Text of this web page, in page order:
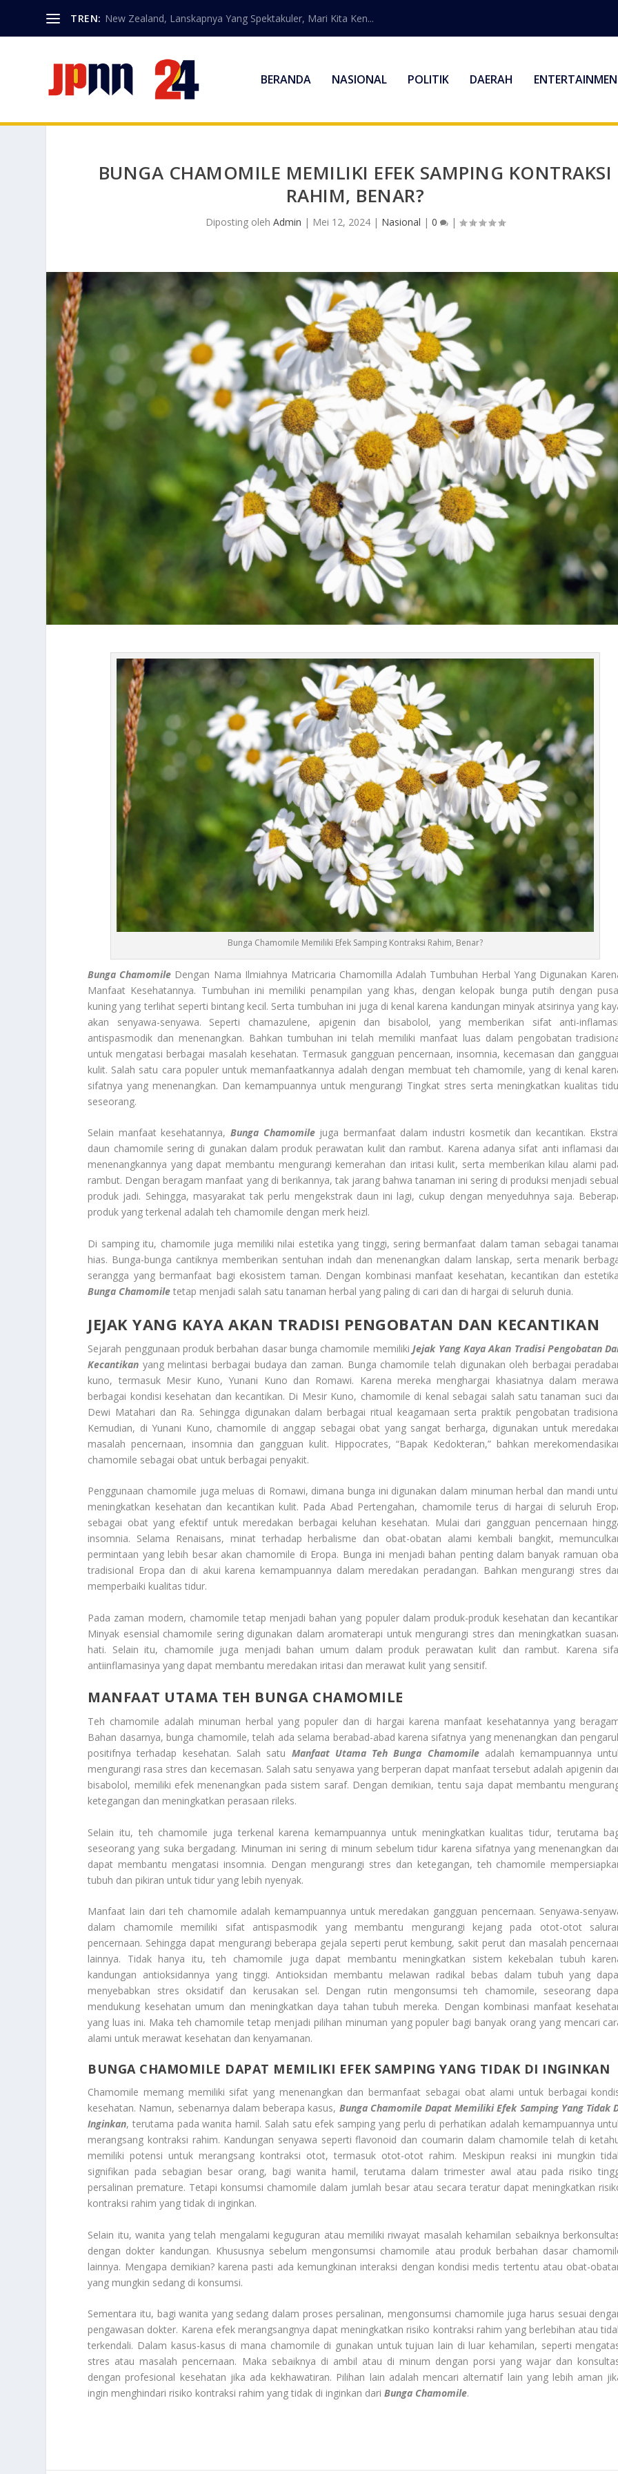
TREN: New Zealand, Lanskapnya Yang Spektakuler, Mari Kita Ken...
BERANDA NASIONAL POLITIK DAERAH
BUNGA CHAMOMILE MEMILIKI EFEK SAMPING KONTRAKSI
RAHIM, BENAR?
Diposting oleh Admin | Mei 12, 2024| Nasional | 0 |
Bunga Chamomile Memiliki Efek Samping Kontraksi Rahim, Benar?
Bunga Chamomile Dengan Nama Ilmiahnya Matricaria Chamomilla Adalah Tumbuhan Herbal Yang Digunakan
Manfaat Kesehatannya. Tumbuhan ini memiliki penampilan yang khas, dengan kelopak bunga putih dengan
kuning yang terlihat seperti bintang kecil. Serta tumbuhan ini juga di kenal karena kandungan minyak atsirinya yang
akan senyawa-senyawa. Seperti chamazulene, apigenin dan bisabolol, yang memberikan sifat anti-
antispasmodik dan menenangkan. Bahkan tumbuhan ini telah memiliki manfaat luas dalam pengobatan
untuk mengatasi berbagai masalah kesehatan. Termasuk gangguan pencernaan, insomnia, kecemasan dan
kulit. Salah satu cara populer untuk memanfaatkannya adalah dengan membuat teh chamomile, yang di kenal
sifatnya yang menenangkan. Dan kemampuannya untuk mengurangi Tingkat stres serta meningkatkan kualitas
seseorang.
Selain manfaat kesehatannya, Bunga Chamomilejuga bermanfaat dalam industri kosmetik dan kecantikan.
daun chamomile sering di gunakan dalam produk perawatan kulit dan rambut. Karena adanya sifat anti inflamasi
menenangkannya yang dapat membantu mengurangi kemerahan dan iritasi kulit, serta memberikan kilau alami
rambut. Dengan beragam manfaat yang di berikannya, tak jarang bahwa tanaman ini sering di produksi menjadi
produk jadi. Sehingga, masyarakat tak perlu mengekstrak daun ini lagi, cukup dengan menyeduhnya saja.
produk yang terkenal adalah teh chamomile dengan merk heizl.
Di samping itu, chamomile juga memiliki nilai estetika yang tinggi, sering bermanfaat dalam taman sebagai
hias. Bunga-bunga cantiknya memberikan sentuhan indah dan menenangkan dalam lanskap, serta menarik
serangga yang bermanfaat bagi ekosistem taman. Dengan kombinasi manfaat kesehatan, kecantikan dan
Bunga Chamomile tetap menjadi salah satu tanaman herbal yang paling di cari dan di hargai di seluruh dunia.
JEJAK YANG KAYA AKAN TRADISI PENGOBATAN DAN KECANTIKAN
Sejarah penggunaan produk berbahan dasar bunga chamomile memilikiJejak Yang Kaya Akan Tradisi Pengobatan
Kecantikan yang melintasi berbagai budaya dan zaman. Bunga chamomile telah digunakan oleh berbagai
kuno, termasuk Mesir Kuno, Yunani Kuno dan Romawi. Karena mereka menghargai khasiatnya dalam
berbagai kondisi kesehatan dan kecantikan. Di Mesir Kuno, chamomile di kenal sebagai salah satu tanaman suci
Dewi Matahari dan Ra. Sehingga digunakan dalam berbagai ritual keagamaan serta praktik pengobatan
Kemudian, di Yunani Kuno, chamomile di anggap sebagai obat yang sangat berharga, digunakan untuk
masalah pencernaan, insomnia dan gangguan kulit. Hippocrates, “Bapak Kedokteran,” bahkan
chamomile sebagai obat untuk berbagai penyakit.
Penggunaan chamomile juga meluas di Romawi, dimana bunga ini digunakan dalam minuman herbal dan mandi
meningkatkan kesehatan dan kecantikan kulit. Pada Abad Pertengahan, chamomile terus di hargai di seluruh
sebagai obat yang efektif untuk meredakan berbagai keluhan kesehatan. Mulai dari gangguan pencernaan
insomnia. Selama Renaisans, minat terhadap herbalisme dan obat-obatan alami kembali bangkit,
permintaan yang lebih besar akan chamomile di Eropa. Bunga ini menjadi bahan penting dalam banyak ramuan
tradisional Eropa dan di akui karena kemampuannya dalam meredakan peradangan. Bahkan mengurangi stres
memperbaiki kualitas tidur.
Pada zaman modern, chamomile tetap menjadi bahan yang populer dalam produk-produk kesehatan dan
Minyak esensial chamomile sering digunakan dalam aromaterapi untuk mengurangi stres dan meningkatkan
hati. Selain itu, chamomile juga menjadi bahan umum dalam produk perawatan kulit dan rambut. Karena
antiinflamasinya yang dapat membantu meredakan iritasi dan merawat kulit yang sensitif.
MANFAAT UTAMA TEH BUNGA CHAMOMILE
Teh chamomile adalah minuman herbal yang populer dan di hargai karena manfaat kesehatannya yang
Bahan dasarnya, bunga chamomile, telah ada selama berabad-abad karena sifatnya yang menenangkan dan
positifnya terhadap kesehatan. Salah satu Manfaat Utama Teh Bunga Chamomile adalah kemampuannya
mengurangi rasa stres dan kecemasan. Salah satu senyawa yang berperan dapat manfaat tersebut adalah apigenin
bisabolol, memiliki efek menenangkan pada sistem saraf. Dengan demikian, tentu saja dapat membantu
ketegangan dan meningkatkan perasaan rileks.
Selain itu, teh chamomile juga terkenal karena kemampuannya untuk meningkatkan kualitas tidur, terutama
seseorang yang suka bergadang. Minuman ini sering di minum sebelum tidur karena sifatnya yang menenangkan
dapat membantu mengatasi insomnia. Dengan mengurangi stres dan ketegangan, teh chamomile
tubuh dan pikiran untuk tidur yang lebih nyenyak.
Manfaat lain dari teh chamomile adalah kemampuannya untuk meredakan gangguan pencernaan. Senyawa-
dalam chamomile memiliki sifat antispasmodik yang membantu mengurangi kejang pada otot-otot
pencernaan. Sehingga dapat mengurangi beberapa gejala seperti perut kembung, sakit perut dan masalah
lainnya. Tidak hanya itu, teh chamomile juga dapat membantu meningkatkan sistem kekebalan tubuh
kandungan antioksidannya yang tinggi. Antioksidan membantu melawan radikal bebas dalam tubuh yang
menyebabkan stres oksidatif dan kerusakan sel. Dengan rutin mengonsumsi teh chamomile, seseorang
mendukung kesehatan umum dan meningkatkan daya tahan tubuh mereka. Dengan kombinasi manfaat
yang luas ini. Maka teh chamomile tetap menjadi pilihan minuman yang populer bagi banyak orang yang mencari
alami untuk merawat kesehatan dan kenyamanan.
BUNGA CHAMOMILE DAPAT MEMILIKI EFEK SAMPING YANG TIDAK DI INGINKAN
Chamomile memang memiliki sifat yang menenangkan dan bermanfaat sebagai obat alami untuk berbagai
kesehatan. Namun, sebenarnya dalam beberapa kasus, Bunga Chamomile Dapat Memiliki Efek Samping Yang Tidak
Inginkan, terutama pada wanita hamil. Salah satu efek samping yang perlu di perhatikan adalah kemampuannya
merangsang kontraksi rahim. Kandungan senyawa seperti flavonoid dan coumarin dalam chamomile telah di
memiliki potensi untuk merangsang kontraksi otot, termasuk otot-otot rahim. Meskipun reaksi ini mungkin
signifikan pada sebagian besar orang, bagi wanita hamil, terutama dalam trimester awal atau pada risiko
persalinan premature. Tetapi konsumsi chamomile dalam jumlah besar atau secara teratur dapat meningkatkan
kontraksi rahim yang tidak di inginkan.
Selain itu, wanita yang telah mengalami keguguran atau memiliki riwayat masalah kehamilan sebaiknya
dengan dokter kandungan. Khususnya sebelum mengonsumsi chamomile atau produk berbahan dasar
lainnya. Mengapa demikian? karena pasti ada kemungkinan interaksi dengan kondisi medis tertentu atau obat-
yang mungkin sedang di konsumsi.
Sementara itu, bagi wanita yang sedang dalam proses persalinan, mengonsumsi chamomile juga harus sesuai
pengawasan dokter. Karena efek merangsangnya dapat meningkatkan risiko kontraksi rahim yang berlebihan atau
terkendali. Dalam kasus-kasus di mana chamomile di gunakan untuk tujuan lain di luar kehamilan, seperti
stres atau masalah pencernaan. Maka sebaiknya di ambil atau di minum dengan porsi yang wajar dan
dengan profesional kesehatan jika ada kekhawatiran. Pilihan lain adalah mencari alternatif lain yang lebih aman
ingin menghindari risiko kontraksi rahim yang tidak di inginkan dariBunga Chamomile.